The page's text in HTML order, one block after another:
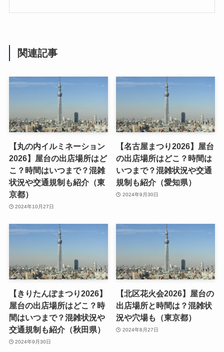
関連記事
【丸の内イルミネーション
2026】屋台の出店場所はど
こ？時間はいつまで？混雑
状況や交通規制も紹介（東
京都）
2024年10月27日
【名古屋まつり2026】屋台
の出店場所はどこ？時間は
いつまで？混雑状況や交通
規制も紹介（愛知県）
2024年9月30日
【きりたんぽまつり2026】
屋台の出店場所はどこ？時
間はいつまで？混雑状況や
交通規制も紹介（秋田県）
2024年9月30日
【北区花火会2026】屋台の
出店場所と時間は？混雑状
況や穴場も（東京都）
2024年8月27日